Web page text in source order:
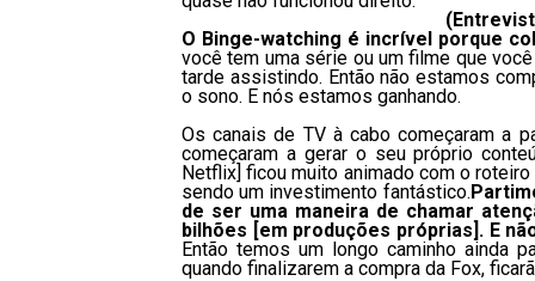
(
O Binge-watching é incrível porque
você tem uma série ou um filme que
tarde assistindo. Então não estamos
o sono. E nós estamos ganhando.
Os canais de TV à cabo começaram a
começaram a gerar o seu próprio
Netflix] ficou muito animado com o
sendo um investimento fantástico.
de ser uma maneira de chamar
bilhões [em produções próprias]. E
Então temos um longo caminho ainda
quando finalizarem a compra da Fox,